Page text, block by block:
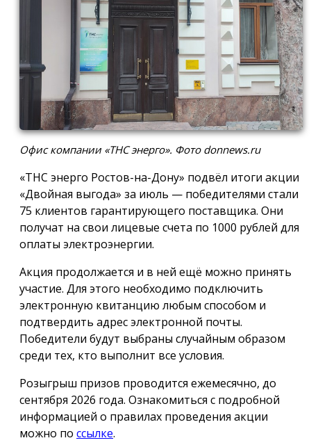
Офис компании «ТНС энерго». Фото donnews.ru
«ТНС энерго Ростов-на-Дону» подвёл итоги акции
«Двойная выгода» за июль — победителями стали
75 клиентов гарантирующего поставщика. Они
получат на свои лицевые счета по 1000 рублей для
оплаты электроэнергии.
Акция продолжается и в ней ещё можно принять
участие. Для этого необходимо подключить
электронную квитанцию любым способом и
подтвердить адрес электронной почты.
Победители будут выбраны случайным образом
среди тех, кто выполнит все условия.
Розыгрыш призов проводится ежемесячно, до
сентября 2026 года. Ознакомиться с подробной
информацией о правилах проведения акции
можно по ссылке.